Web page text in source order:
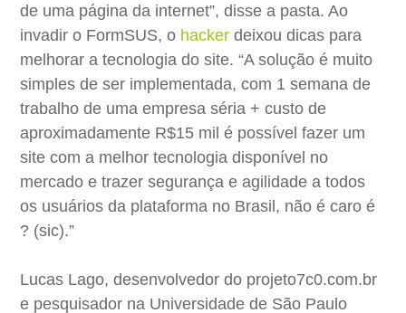
de uma página da internet”, disse a pasta. Ao
invadir o FormSUS, o hacker deixou dicas para
melhorar a tecnologia do site. “A solução é muito
simples de ser implementada, com 1 semana de
trabalho de uma empresa séria + custo de
aproximadamente R$15 mil é possível fazer um
site com a melhor tecnologia disponível no
mercado e trazer segurança e agilidade a todos
os usuários da plataforma no Brasil, não é caro é
? (sic).”
Lucas Lago, desenvolvedor do projeto7c0.com.br
e pesquisador na Universidade de São Paulo